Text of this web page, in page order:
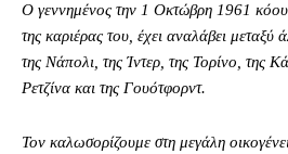
Ο γεννημένος την 1 Οκτώβρη 1961
της καριέρας του, έχει αναλάβει μεταξύ
της Νάπολι, της Ίντερ, της Τορίνο, της
Ρετζίνα και της Γουότφορντ.
Τον καλωσορίζουμε στη μεγάλη